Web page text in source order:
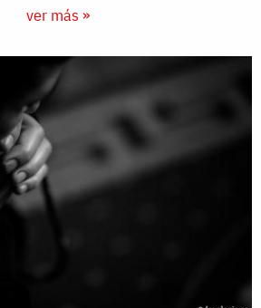
ver más »